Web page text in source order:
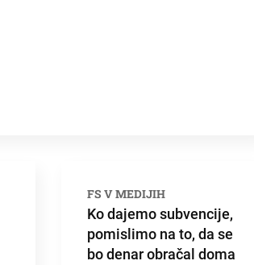
FS V MEDIJIH
Ko dajemo subvencije,
pomislimo na to, da se
bo denar obračal doma